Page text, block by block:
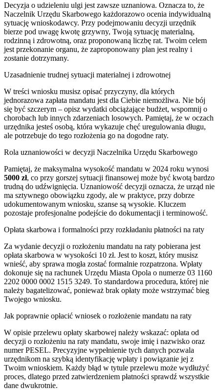
Decyzja o udzieleniu ulgi jest zawsze uznaniowa. Oznacza to, że
Naczelnik Urzędu Skarbowego każdorazowo ocenia indywidualną
sytuację wnioskodawcy. Przy podejmowaniu decyzji urzędnik
bierze pod uwagę kwotę grzywny, Twoją sytuację materialną,
rodzinną i zdrowotną, oraz proponowaną liczbę rat. Twoim celem
jest przekonanie organu, że zaproponowany plan jest realny i
zostanie dotrzymany.
Uzasadnienie trudnej sytuacji materialnej i zdrowotnej
W treści wniosku musisz opisać przyczyny, dla których
jednorazowa zapłata mandatu jest dla Ciebie niemożliwa. Nie bój
się być szczerym – opisz wydatki obciążające budżet, wspomnij o
chorobach lub innych zdarzeniach losowych. Pamiętaj, że w oczach
urzędnika jesteś osobą, która wykazuje chęć uregulowania długu,
ale potrzebuje do tego rozłożenia go na dogodne raty.
Rola uznaniowości w decyzji Naczelnika Urzędu Skarbowego
Pamiętaj, że maksymalna wysokość mandatu w 2024 roku wynosi
5000 zł, co przy gorszej sytuacji finansowej może być kwotą bardzo
trudną do udźwignięcia. Uznaniowość decyzji oznacza, że urząd nie
ma sztywnego obowiązku zgody, ale w praktyce, przy dobrze
udokumentowanym wniosku, szanse są wysokie. Kluczem
pozostaje profesjonalne podejście do dokumentacji i terminowość.
Opłata skarbowa i formalności przy rozkładaniu płatności na raty
Za wydanie decyzji o rozłożeniu mandatu na raty pobierana jest
opłata skarbowa w wysokości 10 zł. Jest to koszt, który musisz
wnieść, aby sprawa mogła zostać formalnie rozpatrzona. Wpłaty
dokonuje się na rachunek Urzędu Miasta Opola o numerze 03 1160
2202 0000 0002 1515 3249. To standardowa procedura, której nie
należy bagatelizować, ponieważ brak opłaty może wstrzymać bieg
Twojego wniosku.
Jak poprawnie opłacić wniosek o rozłożenie mandatu na raty
W opisie przelewu opłaty skarbowej należy wskazać: opłata od
decyzji o rozłożeniu na raty mandatu, swoje imię i nazwisko oraz
numer PESEL. Precyzyjne wypełnienie tych danych pozwala
urzędnikom na szybką identyfikację wpłaty i powiązanie jej z
Twoim wnioskiem. Każdy błąd w tytule przelewu może wydłużyć
proces, dlatego przed zatwierdzeniem płatności sprawdź wszystkie
dane dwukrotnie.